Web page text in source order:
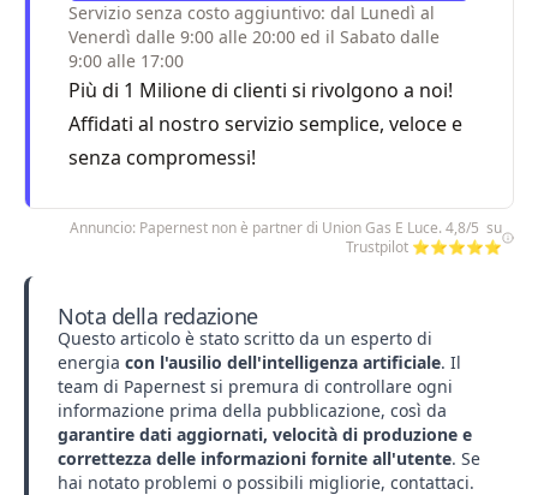
Servizio senza costo aggiuntivo: dal Lunedì al
Venerdì dalle 9:00 alle 20:00 ed il Sabato dalle
9:00 alle 17:00
Più di 1 Milione di clienti si rivolgono a noi!
Affidati al nostro servizio semplice, veloce e
senza compromessi!
Annuncio: Papernest non è partner di Union Gas E Luce. 4,8/5 su
Trustpilot ⭐⭐⭐⭐⭐
Nota della redazione
Questo articolo è stato scritto da un esperto di
energia con l'ausilio dell'intelligenza artificiale. Il
team di Papernest si premura di controllare ogni
informazione prima della pubblicazione, così da
garantire dati aggiornati, velocità di produzione e
correttezza delle informazioni fornite all'utente. Se
hai notato problemi o possibili migliorie, contattaci.